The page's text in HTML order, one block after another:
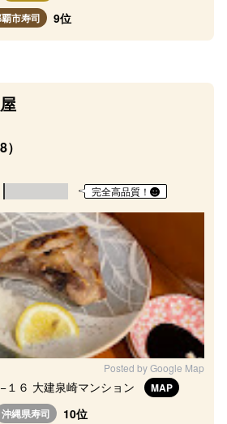
市寿司 9位
完全高品質！
Posted by Google Map
１６ 大建泉崎マンション
MAP
沖縄県寿司 10位